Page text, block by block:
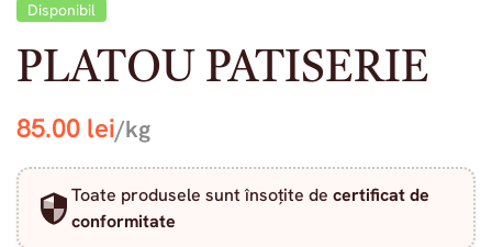
Disponibil
PLATOU PATISERIE
85.00 lei/kg
Toate produsele sunt însoțite de certificat de
conformitate